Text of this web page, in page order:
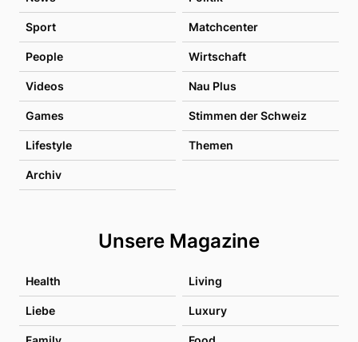
Sport Matchcenter
People Wirtschaft
Videos Nau Plus
Games Stimmen der Schweiz
Lifestyle Themen
Archiv
Unsere Magazine
Health Living
Liebe Luxury